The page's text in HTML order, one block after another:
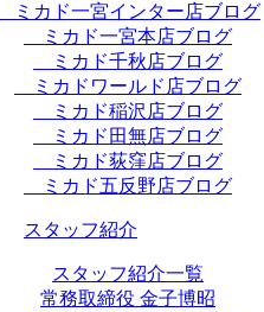
ミカド一宮インター店ブログ
ミカド一宮本店ブログ
ミカド千秋店ブログ
ミカドワールド店ブログ
ミカド稲沢店ブログ
ミカド田無店ブログ
ミカド荻窪店ブログ
ミカド五反野店ブログ
スタッフ紹介
スタッフ紹介一覧
常務取締役 金子博昭